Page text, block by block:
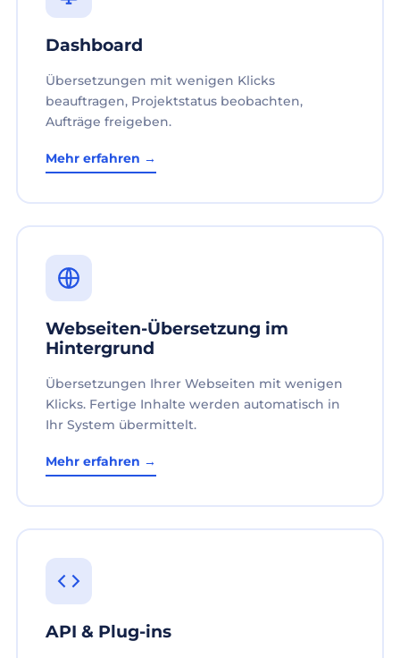
Dashboard
Übersetzungen mit wenigen Klicks
beauftragen, Projektstatus beobachten,
Aufträge freigeben.
Mehr erfahren →
Webseiten-Übersetzung im
Hintergrund
Übersetzungen Ihrer Webseiten mit wenigen
Klicks. Fertige Inhalte werden automatisch in
Ihr System übermittelt.
Mehr erfahren →
API & Plug-ins